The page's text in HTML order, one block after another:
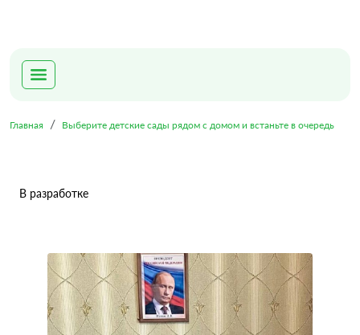
Главная Выберите детские сады рядом с домом и встаньте в очередь
В разработке